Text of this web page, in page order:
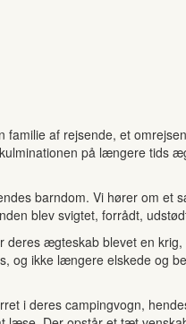
af rejsende, et
på længere tids
barndom. Vi hører om
blev svigtet, forrådt,
ægteskab blevet en
og ikke længere elskede og
i deres campingvogn,